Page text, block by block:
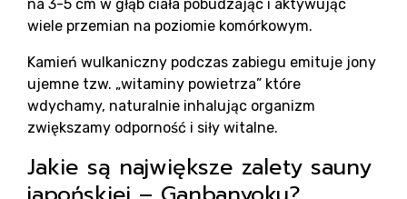
na 3-5 cm w głąb ciała pobudzając i aktywując
wiele przemian na poziomie komórkowym.
Kamień wulkaniczny podczas zabiegu emituje jony
ujemne tzw. „witaminy powietrza” które
wdychamy, naturalnie inhalując organizm
zwiększamy odporność i siły witalne.
Jakie są największe zalety sauny